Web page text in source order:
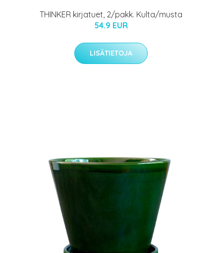
THINKER kirjatuet, 2/pakk. Kulta/musta
54.9 EUR
LISÄTIETOJA